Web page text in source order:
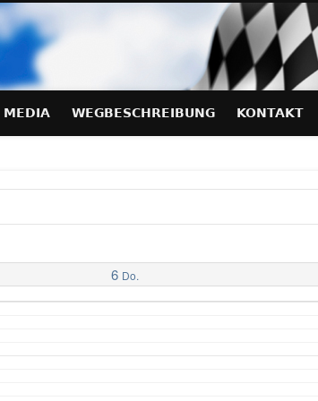
MEDIA WEGBESCHREIBUNG KONTAKT
6 Do.